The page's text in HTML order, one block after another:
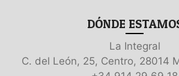
DÓNDE
La Integral
C. del León, 25, Centro, 28014